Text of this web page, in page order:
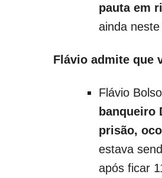
pauta em
ainda
Flávio admite que
Flávio
banqueiro
prisão,
estava
após ficar